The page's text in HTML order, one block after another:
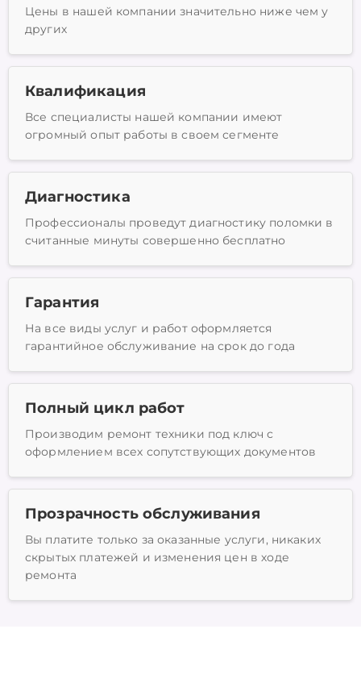
Цены в нашей компании значительно ниже чем у
других
Квалификация
Все специалисты нашей компании имеют
огромный опыт работы в своем сегменте
Диагностика
Профессионалы проведут диагностику поломки в
считанные минуты совершенно бесплатно
Гарантия
На все виды услуг и работ оформляется
гарантийное обслуживание на срок до года
Полный цикл работ
Производим ремонт техники под ключ с
оформлением всех сопутствующих документов
Прозрачность обслуживания
Вы платите только за оказанные услуги, никаких
скрытых платежей и изменения цен в ходе
ремонта